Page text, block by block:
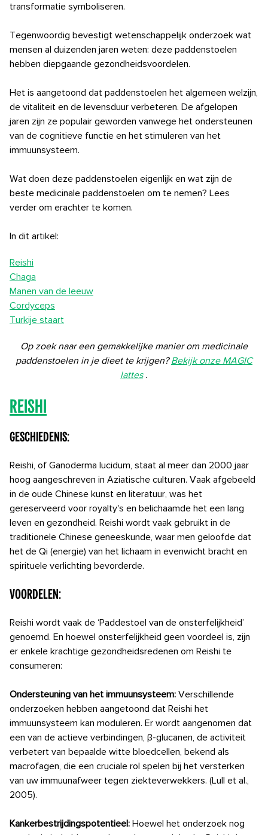
transformatie symboliseren.
Tegenwoordig bevestigt wetenschappelijk onderzoek wat
mensen al duizenden jaren weten: deze paddenstoelen
hebben diepgaande gezondheidsvoordelen.
Het is aangetoond dat paddenstoelen het algemeen welzijn,
de vitaliteit en de levensduur verbeteren. De afgelopen
jaren zijn ze populair geworden vanwege het ondersteunen
van de cognitieve functie en het stimuleren van het
immuunsysteem.
Wat doen deze paddenstoelen eigenlijk en wat zijn de
beste medicinale paddenstoelen om te nemen? Lees
verder om erachter te komen.
In dit artikel:
Reishi
Chaga
Manen van de leeuw
Cordyceps
Turkije staart
Op zoek naar een gemakkelijke manier om medicinale
paddenstoelen in je dieet te krijgen?Bekijk onze MAGIC
lattes.
Reishi
Geschiedenis:
Reishi, of Ganoderma lucidum, staat al meer dan 2000 jaar
hoog aangeschreven in Aziatische culturen. Vaak afgebeeld
in de oude Chinese kunst en literatuur, was het
gereserveerd voor royalty's en belichaamde het een lang
leven en gezondheid. Reishi wordt vaak gebruikt in de
traditionele Chinese geneeskunde, waar men geloofde dat
het de Qi (energie) van het lichaam in evenwicht bracht en
spirituele verlichting bevorderde.
Voordelen:
Reishi wordt vaak de ‘Paddestoel van de onsterfelijkheid’
genoemd. En hoewel onsterfelijkheid geen voordeel is, zijn
er enkele krachtige gezondheidsredenen om Reishi te
consumeren:
Ondersteuning van het immuunsysteem: Verschillende
onderzoeken hebben aangetoond dat Reishi het
immuunsysteem kan moduleren. Er wordt aangenomen dat
een van de actieve verbindingen, β-glucanen, de activiteit
verbetert van bepaalde witte bloedcellen, bekend als
macrofagen, die een cruciale rol spelen bij het versterken
van uw immuunafweer tegen ziekteverwekkers. (Lull et al.,
2005).
Kankerbestrijdingspotentieel: Hoewel het onderzoek nog